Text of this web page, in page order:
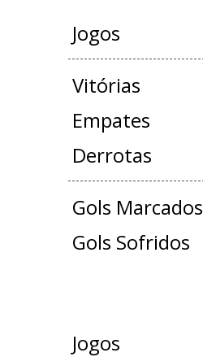
Jogos
Vitórias
Empates
Derrotas
Gols Marcados
Gols Sofridos
Jogos